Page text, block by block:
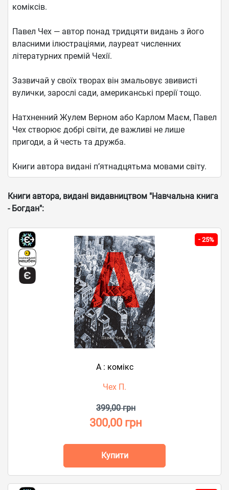
коміксів.
Павел Чех — автор понад тридцяти видань з його
власними ілюстраціями, лауреат численних
літературних премій Чехії.
Зазвичай у своїх творах він змальовує звивисті
вулички, зарослі сади, американські прерії тощо.
Натхненний Жулем Верном або Карлом Маєм, Павел
Чех створює добрі світи, де важливі не лише
пригоди, а й честь та дружба.
Книги автора видані п’ятнадцятьма мовами світу.
Книги автора, видані видавництвом "Навчальна книга
- Богдан":
- 25%
А : комікс
Чех П.
399,00 грн
300,00 грн
Купити